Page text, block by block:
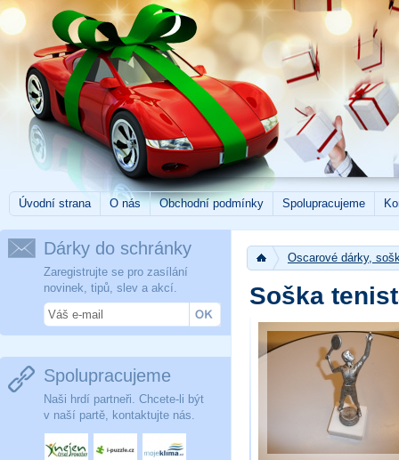
Úvodní strana O nás Obchodní podmínky Spolupracujeme
Oscarové dárky,
Soška
Dárky do schránky
Zaregistrujte se pro zasílání
novinek, tipů, slev a akcí.
Spolupracujeme
Naši hrdí partneři. Chcete-li být
v naší partě, kontaktujte nás.